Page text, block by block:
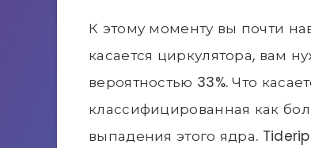
К этому моменту вы почти
касается циркулятора, вам
вероятностью 33%. Что
классифицированная как
выпадения этого ядра.